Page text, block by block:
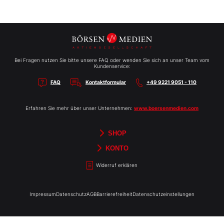
Bei Fragen nutzen Sie bitte unsere FAQ oder wenden Sie sich an unser Team vom
Kundenservice:
FAQ Kontaktformular +49 9221 9051 - 110
Erfahren Sie mehr über unser Unternehmen: www.boersenmedien.com
SHOP
Börsenbriefe
Aktien-Reports
HEBELTRADER
TradingDay
Newsletter
Merchandise
Gutscheine
KONTO
Widerruf erklären
ImpressumDatenschutzAGBBarrierefreiheitDatenschutzeinstellungen